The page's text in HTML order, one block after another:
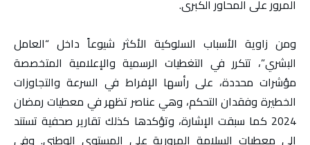
المرور على المحاور الكبرى.
ومن زاوية الأسباب السلوكية الأكثر شيوعاً داخل “العامل
البشري”، تتكرر في التغطيات الرسمية والإعلامية المتخصصة
مؤشرات محددة، على رأسها الإفراط في السرعة والتجاوزات
الخطيرة وفقدان التحكم، وهي عناصر تظهر في معطيات رمضان
2024 كما سبقت الإشارة، وتؤكدها كذلك تقارير صحفية تستند
إلى معطيات السلامة المرورية على المستوى الوطني. وفي